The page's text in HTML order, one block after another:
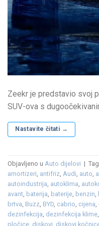
Zeekr je predstavio svoj
SUV-ova s
Nastavite čitati →
Objavljeno u Auto dijelovi |
amortizeri, antifriz, Audi, auto,
autoindustrija, autoklima,
avant, baterija, baterije, benzin,
brtva, Buzz, BYD, cabrio, cijena,
dezinfekcija, dezinfekcija klime,
pločice, diskovi, diskovi